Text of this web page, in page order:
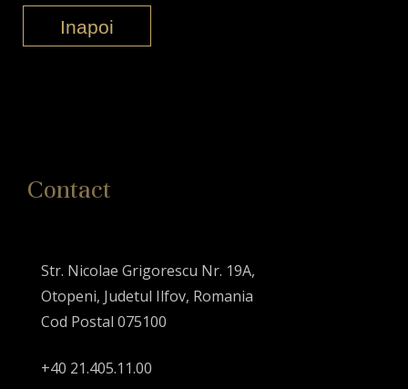
Inapoi
Contact
Str. Nicolae Grigorescu Nr. 19A,
Otopeni, Judetul Ilfov, Romania
Cod Postal 075100
+40 21.405.11.00